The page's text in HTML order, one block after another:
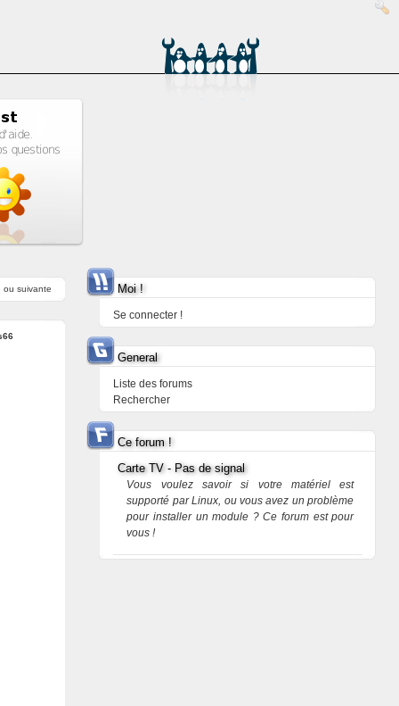
ou suivante Moi !
Se connecter !
General
Liste des forums
Rechercher
Ce forum !
Carte TV - Pas de signal
Vous voulez savoir si votre matériel est
supporté par Linux, ou vous avez un problème
pour installer un module ? Ce forum est pour
vous !